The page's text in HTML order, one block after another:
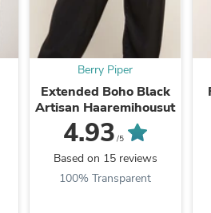
Berry Piper
Extended Boho Black
Artisan Haaremihousut
4.93 /5
Based on 15 reviews
100% Transparent